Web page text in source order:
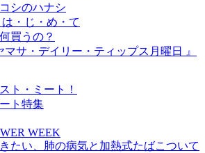
シのハナシ
・じ・め・て
買うの？
マサ・デイリー・ティップス月曜日 』
ト・ミート！
ト特集
WEEK
たい、肺の病気と加熱式たばこついて